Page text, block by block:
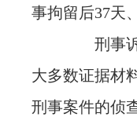
事拘留后37天
刑事诉
大多数证据材
刑事案件的侦